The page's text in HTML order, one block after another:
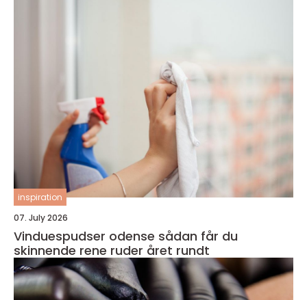
inspiration
07. July 2026
Vinduespudser odense sådan får du
skinnende rene ruder året rundt